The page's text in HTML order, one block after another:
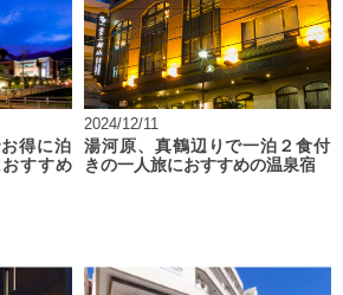
得に泊
すすめ
2024/12/11
湯河原、真鶴辺りで一泊２食付
きの一人旅におすすめの温泉宿